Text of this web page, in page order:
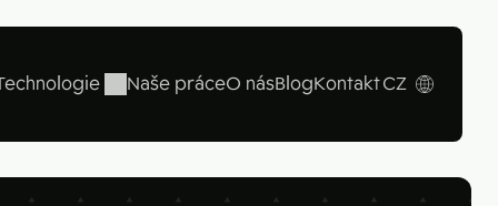
Naše práceO násBlogKontaktCZ